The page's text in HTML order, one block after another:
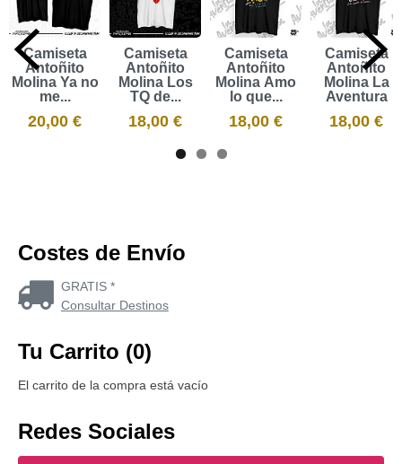
Camiseta
Antoñito
Molina Ya no
me...
20,00 €
Camiseta
Antoñito
Molina Los
TQ de...
18,00 €
Camiseta
Antoñito
Molina Amo
lo que...
18,00 €
Camiseta
Antoñito
Molina La
Aventura
18,00 €
Costes de Envío
GRATIS *
Consultar Destinos
Tu Carrito (0)
El carrito de la compra está vacío
Redes Sociales